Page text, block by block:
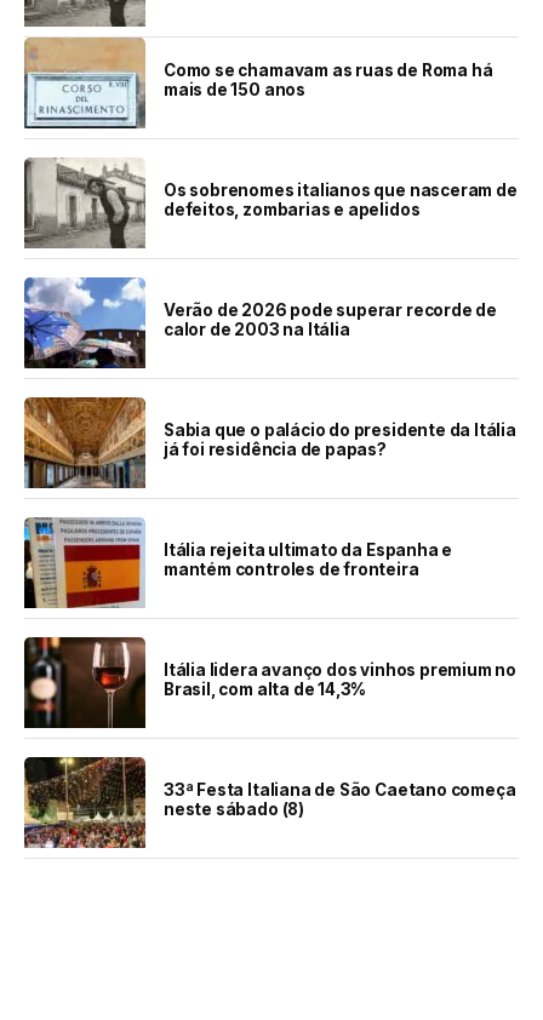
Como se chamavam as ruas de Roma há
mais de 150 anos
Os sobrenomes italianos que nasceram de
defeitos, zombarias e apelidos
Verão de 2026 pode superar recorde de
calor de 2003 na Itália
Sabia que o palácio do presidente da Itália
já foi residência de papas?
Itália rejeita ultimato da Espanha e
mantém controles de fronteira
Itália lidera avanço dos vinhos premium no
Brasil, com alta de 14,3%
33ª Festa Italiana de São Caetano começa
neste sábado (8)